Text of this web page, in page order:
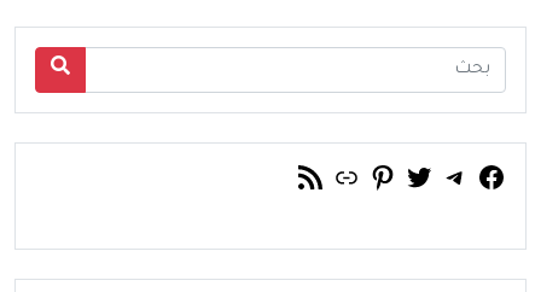
فيسبوك
تيليجرام
تويتربينتريست
رابطخلاصة RSS